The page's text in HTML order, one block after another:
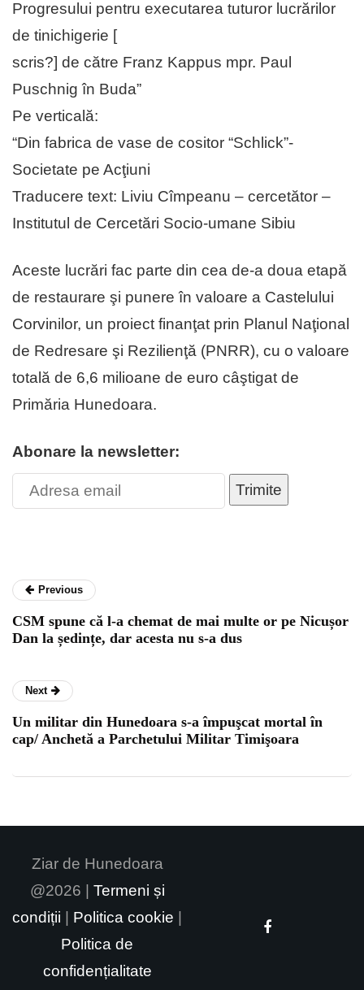
Progresului pentru executarea tuturor lucrărilor
de tinichigerie [
scris?] de către Franz Kappus mpr. Paul
Puschnig în Buda”
Pe verticală:
“Din fabrica de vase de cositor “Schlick”-
Societate pe Acţiuni
Traducere text: Liviu Cîmpeanu – cercetător –
Institutul de Cercetări Socio-umane Sibiu
Aceste lucrări fac parte din cea de-a doua etapă
de restaurare şi punere în valoare a Castelului
Corvinilor, un proiect finanţat prin Planul Naţional
de Redresare şi Rezilienţă (PNRR), cu o valoare
totală de 6,6 milioane de euro câştigat de
Primăria Hunedoara.
Abonare la newsletter:
Trimite
Previous
CSM spune că l-a chemat de mai multe or pe Nicușor
Dan la ședințe, dar acesta nu s-a dus
Next
Un militar din Hunedoara s-a împuşcat mortal în
cap/ Anchetă a Parchetului Militar Timişoara
Ziar de Hunedoara
@2026 | Termeni și
condiții
Politica cookie
Politica de
confidențialitate